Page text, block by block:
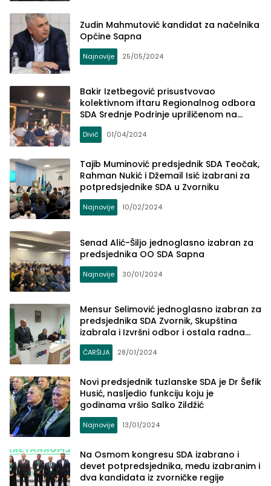
Zudin Mahmutović kandidat za načelnika
Općine Sapna
Najnovije 25/05/2024
Bakir Izetbegović prisustvovao
kolektivnom iftaru Regionalnog odbora
SDA Srednje Podrinje upriličenom na
Diviču
Divič 01/04/2024
Tajib Muminović predsjednik SDA Teočak,
Rahman Nukić i Džemail Isić izabrani za
potpredsjednike SDA u Zvorniku
Najnovije 10/02/2024
Senad Alić-Šiljo jednoglasno izabran za
predsjednika OO SDA Sapna
Najnovije 30/01/2024
Mensur Selimović jednoglasno izabran za
predsjednika SDA Zvornik, Skupština
izabrala i Izvršni odbor i ostala radna
tijela
ČARŠIJA 28/01/2024
Novi predsjednik tuzlanske SDA je Dr Šefik
Husić, nasljedio funkciju koju je
godinama vršio Salko Zildžić
Najnovije 13/01/2024
Na Osmom kongresu SDA izabrano i
devet potpredsjednika, među izabranim i
dva kandidata iz zvorničke regije